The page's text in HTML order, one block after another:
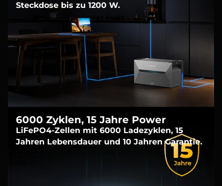
Steckdose bis zu 1200 W.
6000 Zyklen, 15 Jahre Power
LiFePO4-Zellen mit 6000 Ladezyklen, 15
Jahren Lebensdauer und 10 Jahren Garantie.